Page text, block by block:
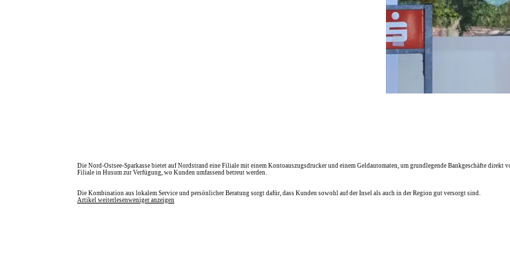
Die Nord-Ostsee-Sparkasse bietet auf Nordstrand eine Filiale mit einem Kontoauszugsdrucker und einem Geldautomaten, um grundlegende Bankgeschäfte
Filiale in Husum zur Verfügung, wo Kunden umfassend betreut werden.
Die Kombination aus lokalem Service und persönlicher Beratung sorgt dafür, dass Kunden sowohl auf der Insel als auch in der Region gut versorgt sind.
Artikel weiterlesenweniger anzeigen